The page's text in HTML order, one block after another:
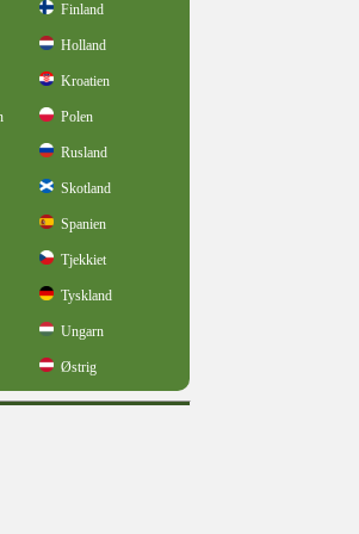
Finland
Holland
Kroatien
Polen
Rusland
Skotland
Spanien
Tjekkiet
Tyskland
Ungarn
Østrig